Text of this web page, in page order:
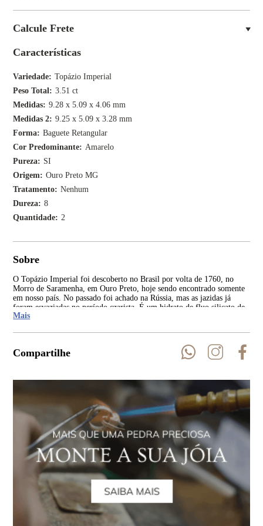
Características
Variedade
Topázio Imperial
Peso Total
3.51 ct
Medidas
9.28 x 5.09 x 4.06 mm
Medidas 2
9.25 x 5.09 x 3.28 mm
Forma
Baguete Retangular
Cor Predominante
Amarelo
Pureza
SI
Origem
Ouro Preto MG
Tratamento
Nenhum
Dureza
8
Quantidade
2
Sobre
O Topázio Imperial foi descoberto no Brasil por volta de 1760, no
Morro de Saramenha, em Ouro Preto, hoje sendo encontrado somente
em nosso país. No passado foi achado na Rússia, mas as jazidas já
foram esvaziadas no período czarista. É um hidrato de fluo silicato de
alumínio que tem sua coloração devido ao ferro e cromo.
Mais
Compartilhe
Calcule Frete